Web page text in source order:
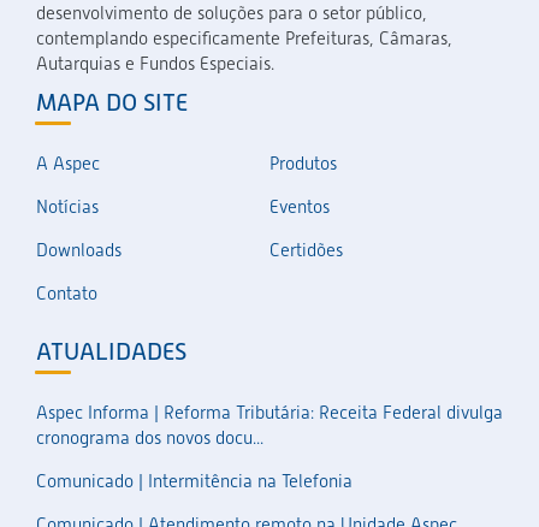
desenvolvimento de soluções para o setor público,
contemplando especificamente Prefeituras, Câmaras,
Autarquias e Fundos Especiais.
MAPA DO SITE
A Aspec
Produtos
Notícias
Eventos
Downloads
Certidões
Contato
ATUALIDADES
Aspec Informa | Reforma Tributária: Receita Federal divulga
cronograma dos novos docu...
Comunicado | Intermitência na Telefonia